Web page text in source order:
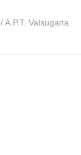
/A.P.T. Valsugana